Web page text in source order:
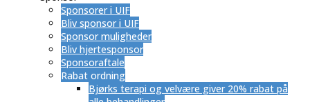
Sponsorer i UIF
Bliv sponsor i UIF
Sponsor muligheder
Bliv hjertesponsor
Sponsoraftale
Rabat ordning
​Bjørks terapi og velvære giver 20% rabat på